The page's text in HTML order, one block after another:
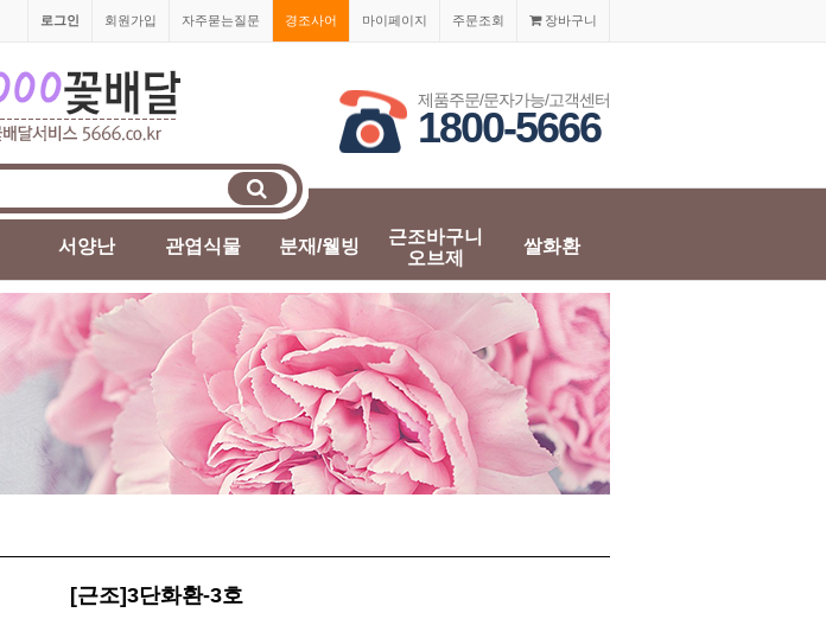
장바구니
주문조회
마이페이지
경조사어
자주묻는질문
회원가입
로그인
제품주문/문자가능/고객센터
1800-5666
서양난 관엽식물 분재/웰빙
근조바구니
오브제
쌀화환
[근조]3단화환-3호